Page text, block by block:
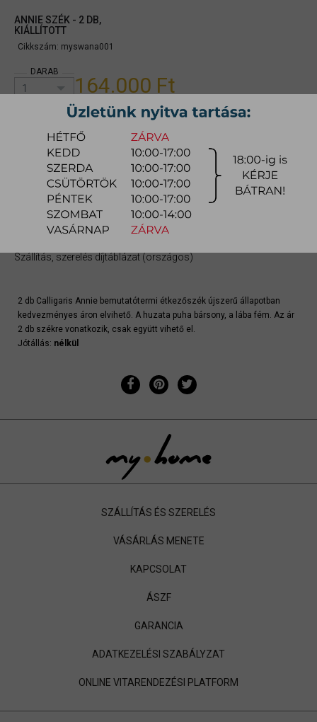
ANNIE SZÉK - 2 DB,
KIÁLLÍTOTT
Cikkszám: myswana001
DARAB
1 164.000 Ft
328.000 Ft
kosárba
Raktárra érkezés: Bemutatóteremben azonnal
Szállítási módja:bútorszállító
Készlet info:bemutatóteremben
Szállítás, szerelés díjtáblázat (országos)
2 db Calligaris Annie bemutatótermi étkezőszék újszerű állapotban
kedvezményes áron elvihető. A huzata puha bársony, a lába fém. Az ár
2 db székre vonatkozik, csak együtt vihető el.
Jótállás: nélkül
SZÁLLÍTÁS ÉS SZERELÉS
VÁSÁRLÁS MENETE
KAPCSOLAT
ÁSZF
GARANCIA
ADATKEZELÉSI SZABÁLYZAT
ONLINE VITARENDEZÉSI PLATFORM